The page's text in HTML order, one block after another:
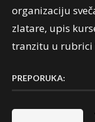
organizaciju
zlatare, upis
tranzitu u rubrici
PREPORUKA: